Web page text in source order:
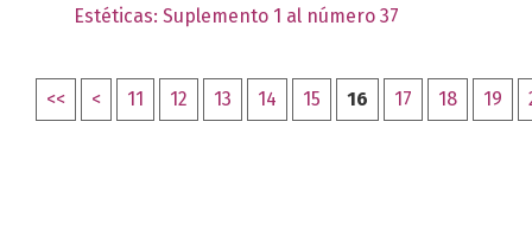
Estéticas: Suplemento 1 al número 37
<< < 11 12 13 14 15 16 17 18 19